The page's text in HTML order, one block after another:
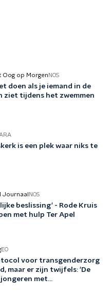
Oog op Morgen NOS
doen als je iemand in de
ziet tijdens het zwemmen
is een plek waar niks te
Journaal NOS
beslissing' - Rode Kruis
met hulp Ter Apel
EO
voor transgenderzorg
maar er zijn twijfels: 'De
met